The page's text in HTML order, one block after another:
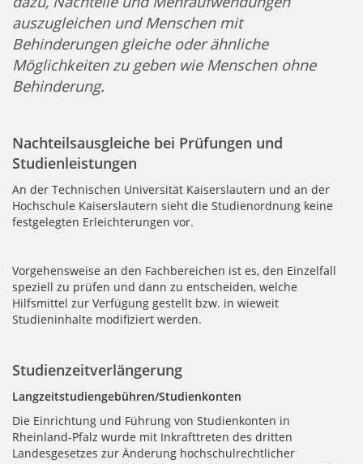
auszugleichen und Menschen mit
Behinderungen gleiche oder ähnliche
Möglichkeiten zu geben wie Menschen ohne
Behinderung.
Nachteilsausgleiche bei Prüfungen und
Studienleistungen
An der Technischen Universität Kaiserslautern und an der
Hochschule Kaiserslautern sieht die Studienordnung keine
festgelegten Erleichterungen vor.
Vorgehensweise an den Fachbereichen ist es, den Einzelfall
speziell zu prüfen und dann zu entscheiden, welche
Hilfsmittel zur Verfügung gestellt bzw. in wieweit
Studieninhalte modifiziert werden.
Studienzeitverlängerung
Langzeitstudiengebühren/Studienkonten
Die Einrichtung und Führung von Studienkonten in
Rheinland-Pfalz wurde mit Inkrafttreten des dritten
Landesgesetzes zur Änderung hochschulrechtlicher